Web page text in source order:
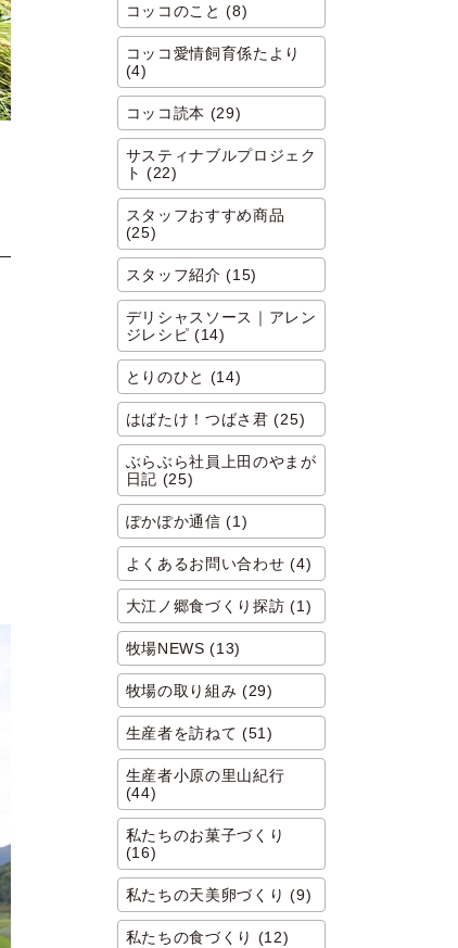
コッコのこと (8)
コッコ愛情飼育係たより
(4)
コッコ読本 (29)
サスティナブルプロジェク
ト (22)
スタッフおすすめ商品
(25)
スタッフ紹介 (15)
デリシャスソース｜アレン
ジレシピ (14)
とりのひと (14)
はばたけ！つばさ君 (25)
ぶらぶら社員上田のやまが
日記 (25)
ぽかぽか通信 (1)
よくあるお問い合わせ (4)
大江ノ郷食づくり探訪 (1)
牧場NEWS (13)
牧場の取り組み (29)
生産者を訪ねて (51)
生産者小原の里山紀行
(44)
私たちのお菓子づくり
(16)
私たちの天美卵づくり (9)
私たちの食づくり (12)